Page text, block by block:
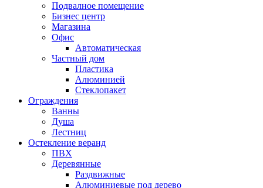
Подвалное помещение
Бизнес центр
Магазина
Офис
Автоматическая
Частный дом
Пластика
Алюминией
Стеклопакет
Ограждения
Ванны
Душа
Лестниц
Остекление веранд
ПВХ
Деревянные
Раздвижные
Алюминиевые под дерево